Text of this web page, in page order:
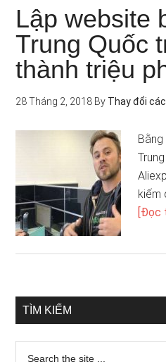
Lập website
Trung Quốc
thành triệu
28 Tháng 2, 2018 By Thay đổi
kiếm
[Đọc
TÌM KIẾM